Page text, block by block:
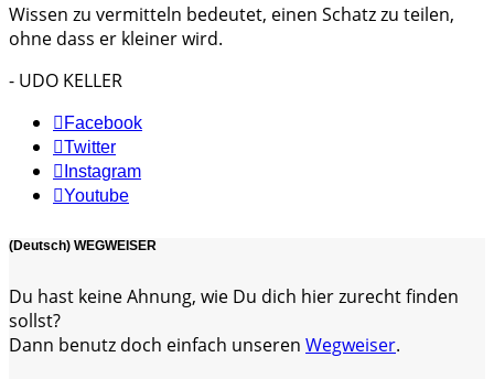
Wissen zu vermitteln bedeutet, einen Schatz zu teilen,
ohne dass er kleiner wird.
- UDO KELLER
Facebook
Twitter
Instagram
Youtube
(Deutsch) WEGWEISER
Du hast keine Ahnung, wie Du dich hier zurecht finden
sollst?
Dann benutz doch einfach unseren Wegweiser.